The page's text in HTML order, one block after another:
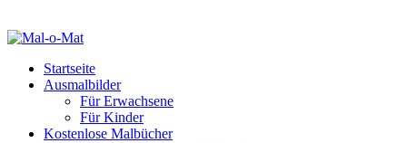
Startseite
Ausmalbilder
Für Erwachsene
Für Kinder
Kostenlose Malbücher